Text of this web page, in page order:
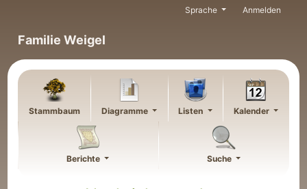
Familie Weigel
Sprache Anmelden
Stammbaum Diagramme Listen Kalender
Berichte Suche